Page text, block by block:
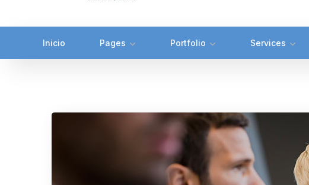
Inicio Pages Portfolio Services